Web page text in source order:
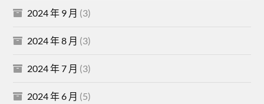
2024 年 9 月 (3)
2024 年 8 月 (3)
2024 年 7 月 (3)
2024 年 6 月 (5)